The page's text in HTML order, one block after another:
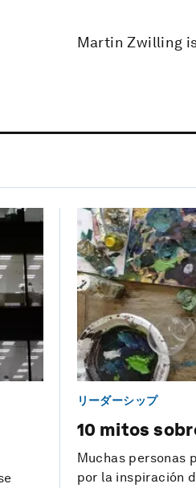
Martin Zwilling
リーダーシップ
10 mitos
Muchas personas
por la inspiración